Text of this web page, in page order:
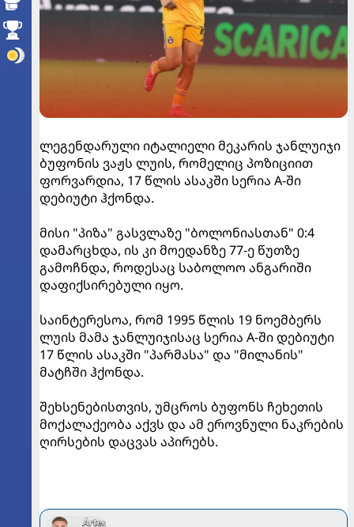
ლეგენდარული იტალიელი მეკარის ჯანლუიჯი
ბუფონის ვაჟს ლუის, რომელიც პოზიციით
ფორვარდია, 17 წლის ასაკში სერია A-ში
დებიუტი ჰქონდა.
მისი "პიზა" გასვლაზე "ბოლონიასთან" 0:4
დამარცხდა, ის კი მოედანზე 77-ე წუთზე
გამოჩნდა, როდესაც საბოლოო ანგარიში
დაფიქსირებული იყო.
საინტერესოა, რომ 1995 წლის 19 ნოემბერს
ლუის მამა ჯანლუიჯისაც სერია A-ში დებიუტი
17 წლის ასაკში "პარმასა" და "მილანის"
მატჩში ჰქონდა.
შეხსენებისთვის, უმცროს ბუფონს ჩეხეთის
მოქალაქეობა აქვს და ამ ეროვნული ნაკრების
ღირსების დაცვას აპირებს.